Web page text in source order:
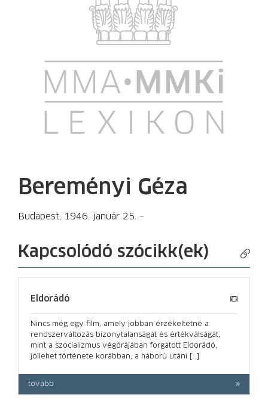
Bereményi Géza
Budapest, 1946. január 25. –
Kapcsolódó szócikk(ek)
Eldorádó
Nincs még egy film, amely jobban érzékeltetné a
rendszerváltozás bizonytalanságát és értékválságát,
mint a szocializmus végórájában forgatott Eldorádó,
jóllehet története korábban, a háború utáni […]
tovább